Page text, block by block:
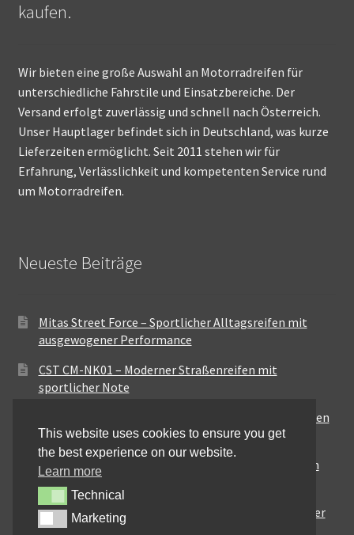
kaufen.
Wir bieten eine große Auswahl an Motorradreifen für
unterschiedliche Fahrstile und Einsatzbereiche. Der
Versand erfolgt zuverlässig und schnell nach Österreich.
Unser Hauptlager befindet sich in Deutschland, was kurze
Lieferzeiten ermöglicht. Seit 2011 stehen wir für
Erfahrung, Verlässlichkeit und kompetenten Service rund
um Motorradreifen.
Neueste Beiträge
Mitas Street Force – Sportlicher Alltagsreifen mit
ausgewogener Performance
CST CM-NK01 – Moderner Straßenreifen mit
sportlicher Note
Maxxis MA-ST3 – Ausgewogener Sport-Touring-Reifen
für vielseitige Einsätze
Pirelli City Demon – Zuverlässigkeit für den urbanen
Alltag
Metzeler Perfect ME77 – Klassische Optik mit solider
Straßenperformance
This website uses cookies to ensure you get
the best experience on our website.
Learn more
TechnicalTechnical
MarketingMarketing